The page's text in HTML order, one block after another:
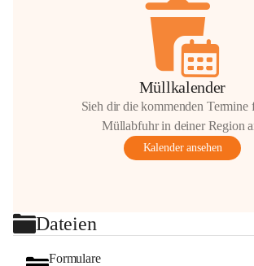
Müllkalender
Sieh dir die kommenden Termine
Müllabfuhr in deiner Region
Kalender ansehen
Dateien
Formulare